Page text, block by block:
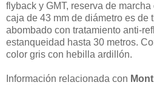
flyback y GMT, reserva de
caja de 43 mm de diámetro es de
abombado con tratamiento anti-
estanqueidad hasta 30 metros.
color gris con hebilla ardillón.
Información relacionada con